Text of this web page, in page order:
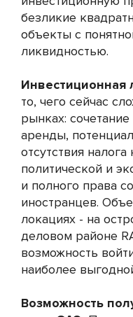
безликие
объекты с
ликвидностью.
Инвестиционная
то, чего сейчас
рынках:
аренды,
отсутствия
политической и
и полного права
иностранцев.
локациях - на
деловом районе
возможность
наиболее
Возможность